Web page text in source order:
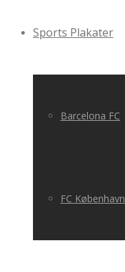
Sports Plakater
Barcelona FC
FC København